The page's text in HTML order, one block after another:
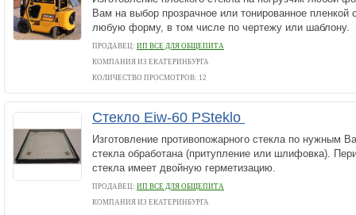
Вам на выбор прозрачное или тонированное пленкой
любую форму, в том числе по чертежу или шаблону.
ПРОДАВЕЦ: ИП ВСЕ ДЛЯ ОБЩЕПИТА
КОМПАНИЯ ИЗ ЕКАТЕРИНБУРГА
КОЛИЧЕСТВО ПРОСМОТРОВ: 12
Стекло Eiw-60 PSteklo
Изготовление противопожарного стекла по нужным
стекла обработана (притупление или шлифовка).
стекла имеет двойную герметизацию.
ПРОДАВЕЦ: ИП ВСЕ ДЛЯ ОБЩЕПИТА
КОМПАНИЯ ИЗ ЕКАТЕРИНБУРГА